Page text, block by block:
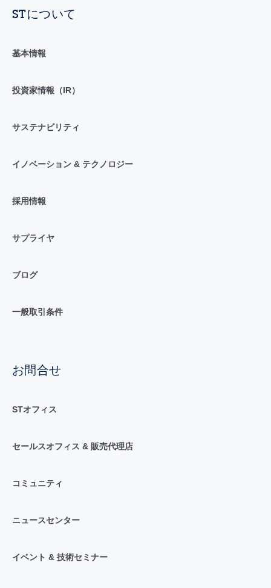
STについて
基本情報
投資家情報（IR）
サステナビリティ
イノベーション & テクノロジー
採用情報
サプライヤ
ブログ
一般取引条件
お問合せ
STオフィス
セールスオフィス & 販売代理店
コミュニティ
ニュースセンター
イベント & 技術セミナー